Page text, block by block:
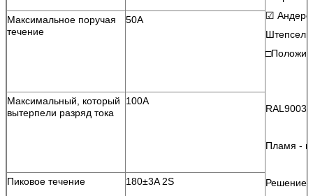
☑
Пламя -
Решение
Максимальное поручая
течение
50A
Максимальный, который
вытерпели разряд тока
100A
Пиковое течение 180±3A 2S